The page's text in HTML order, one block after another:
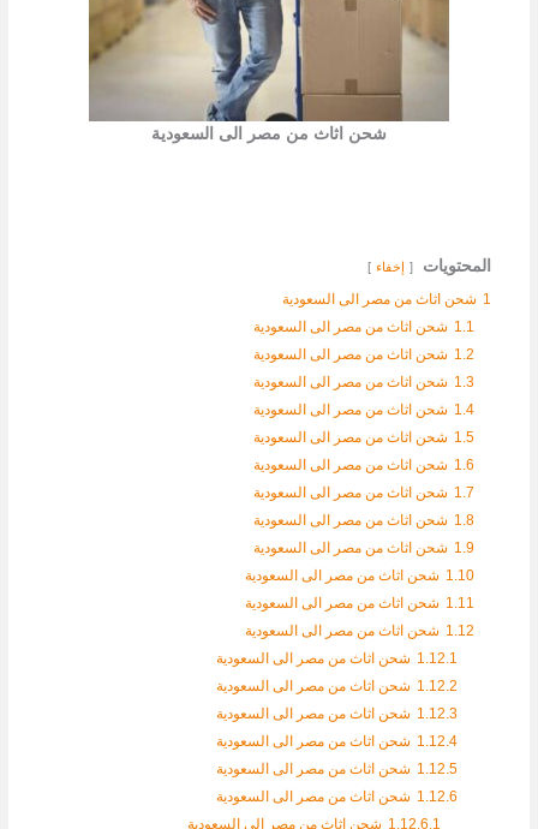
شحن اثاث من مصر الى السعودية
المحتويات إخفاء
1 شحن اثاث من مصر الى السعودية
1.1 شحن اثاث من مصر الى السعودية
1.2 شحن اثاث من مصر الى السعودية
1.3 شحن اثاث من مصر الى السعودية
1.4 شحن اثاث من مصر الى السعودية
1.5 شحن اثاث من مصر الى السعودية
1.6 شحن اثاث من مصر الى السعودية
1.7 شحن اثاث من مصر الى السعودية
1.8 شحن اثاث من مصر الى السعودية
1.9 شحن اثاث من مصر الى السعودية
1.10 شحن اثاث من مصر الى السعودية
1.11 شحن اثاث من مصر الى السعودية
1.12 شحن اثاث من مصر الى السعودية
1.12.1 شحن اثاث من مصر الى السعودية
1.12.2 شحن اثاث من مصر الى السعودية
1.12.3 شحن اثاث من مصر الى السعودية
1.12.4 شحن اثاث من مصر الى السعودية
1.12.5 شحن اثاث من مصر الى السعودية
1.12.6 شحن اثاث من مصر الى السعودية
1.12.6.1 شحن اثاث من مصر الى السعودية